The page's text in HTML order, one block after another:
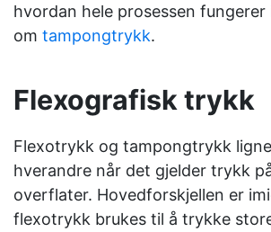
hvordan hele prosessen
om tampongtrykk.
Flexografisk trykk
Flexotrykk og tampongtrykk
hverandre når det gjelder trykk
overflater. Hovedforskjellen er
flexotrykk brukes til å trykke